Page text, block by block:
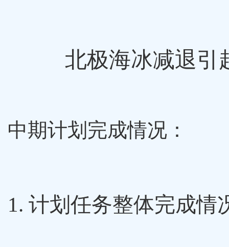
北极海冰减退引
中期计划完成情况：
1. 计划任务整体完成情